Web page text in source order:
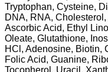
Tryptophan, Cysteine,
DNA, RNA,
Ascorbic Acid, Ethyl
Oleate, Glutathione,
HCl, Adenosine, Biotin,
Folic Acid, Guanine,
Tocopherol, Uracil,